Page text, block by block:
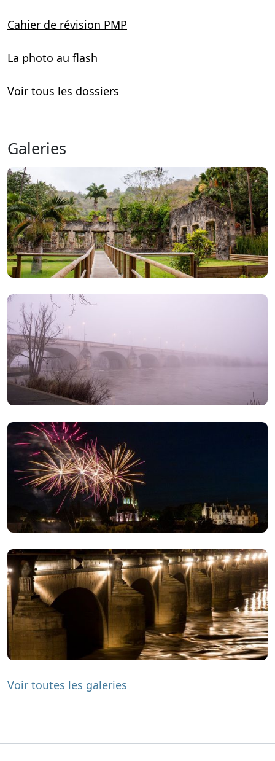
Cahier de révision PMP
La photo au flash
Voir tous les dossiers
Galeries
Voir toutes les galeries